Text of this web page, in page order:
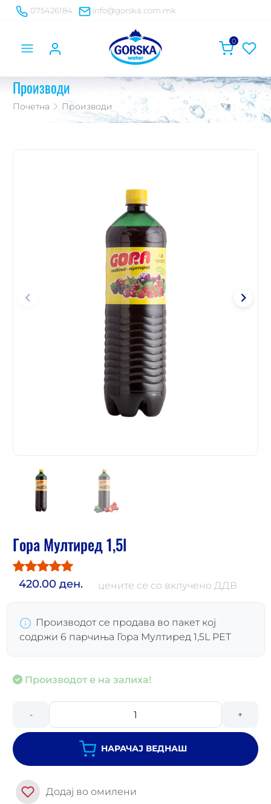
075426184 info@gorska.com.mk
0
Производи
Почетна Производи
Гора Мултиред 1,5l
420.00 ден. цените се со вклучено ДДВ
Производот се продава во пакет кој
содржи 6 парчиња Гора Мултиред 1,5L PET
Производот е на залиха!
- +
НАРАЧАЈ ВЕДНАШ
Додај во омилени